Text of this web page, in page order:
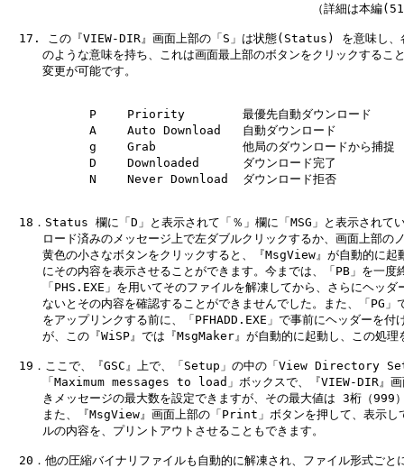
（詳細は本編(51)を参
17. この『VIEW-DIR』画面上部の「S」は状態(Status) を意味し、
のような意味を持ち、これは画面最上部のボタンをクリックするこ
変更が可能です。
P 　　Priority        最優先自動ダウンロード
A 　　Auto Download   自動ダウンロード
g 　　Grab            他局のダウンロードから捕捉
D 　　Downloaded      ダウンロード完了
N 　　Never Download  ダウンロード拒否
18．Status 欄に「D」と表示されて「％」欄に「MSG」と表示されて
ロード済みのメッセージ上で左ダブルクリックするか、画面上部の
黄色の小さなボタンをクリックすると、『MsgView』が自動的に起
にその内容を表示させることができます。今までは、「PB」を一度
「PHS.EXE」を用いてそのファイルを解凍してから、さらにヘッダ
ないとその内容を確認することができませんでした。また、「PG」
をアップリンクする前に、「PFHADD.EXE」で事前にヘッダーを付
が、この『WiSP』では『MsgMaker』が自動的に起動し、この処理
19．ここで、『GSC』上で、「Setup」の中の「View Directory
「Maximum messages to load」ボックスで、『VIEW-DIR』画
きメッセージの最大数を設定できますが、その最大値は 3桁（999
また、『MsgView』画面上部の「Print」ボタンを押して、表示し
ルの内容を、プリントアウトさせることもできます。
20．他の圧縮バイナリファイルも自動的に解凍され、ファイル形式ごと